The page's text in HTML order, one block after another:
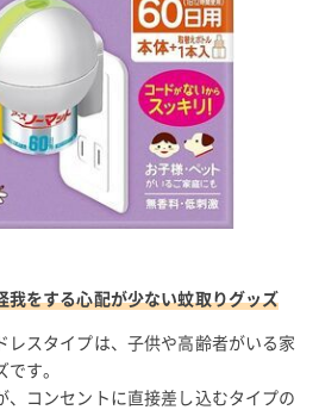
我をする心配が少ない蚊取りグッズ
レスタイプは、子供や高齢者がいる家
す。
、コンセントに直接差し込むタイプの